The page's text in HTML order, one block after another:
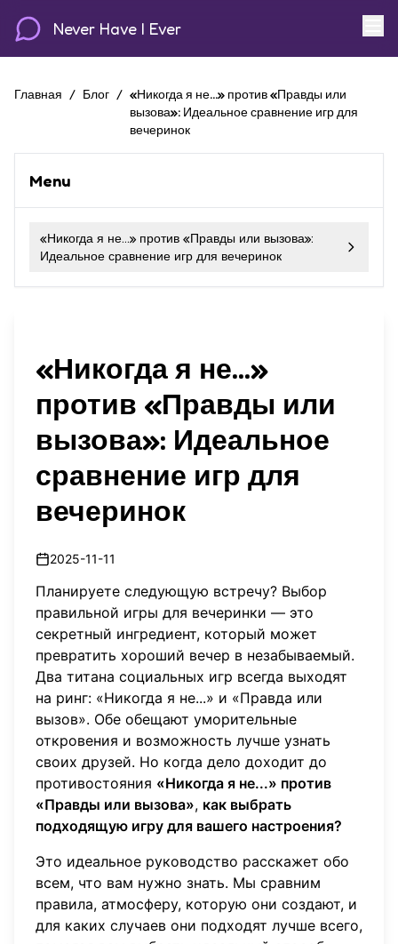
Never Have I Ever
Главная / Блог / «Никогда я не...» против «Правды или
вызова»: Идеальное сравнение игр для
вечеринок
Menu
«Никогда я не...» против «Правды или вызова»:
Идеальное сравнение игр для вечеринок
«Никогда я не...»
против «Правды или
вызова»: Идеальное
сравнение игр для
вечеринок
2025-11-11
Планируете следующую встречу? Выбор
правильной игры для вечеринки — это
секретный ингредиент, который может
превратить хороший вечер в незабываемый.
Два титана социальных игр всегда выходят
на ринг: «Никогда я не...» и «Правда или
вызов». Обе обещают уморительные
откровения и возможность лучше узнать
своих друзей. Но когда дело доходит до
противостояния «Никогда я не...» против
«Правды или вызова», как выбрать
подходящую игру для вашего настроения?
Это идеальное руководство расскажет обо
всем, что вам нужно знать. Мы сравним
правила, атмосферу, которую они создают, и
для каких случаев они подходят лучше всего,